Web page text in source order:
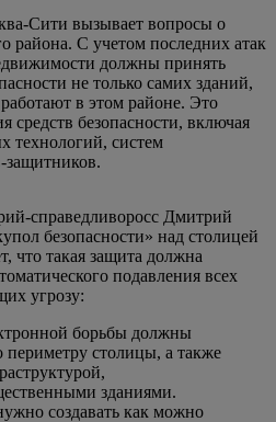
Сити вызывает вопросы о
района. С учетом последних атак
должны принять
не только самих зданий,
в этом районе. Это
средств безопасности, включая
технологий, систем
защитников.
справедливоросс Дмитрий
безопасности» над столицей
что такая защита должна
подавления всех
угрозу:
борьбы должны
столицы, а также
зданиями.
создавать как можно